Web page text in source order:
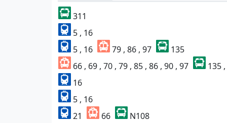
311
5 , 16
5 , 16
79 , 86 , 97
135
66 , 69 , 70 , 79 , 85 , 86 , 90 , 97
135
16
5 , 16
21
66 N108